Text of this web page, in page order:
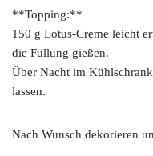
**Topping:**
150 g Lotus-Creme leicht
die Füllung gießen.
Über Nacht im
lassen.
Nach Wunsch dekorieren